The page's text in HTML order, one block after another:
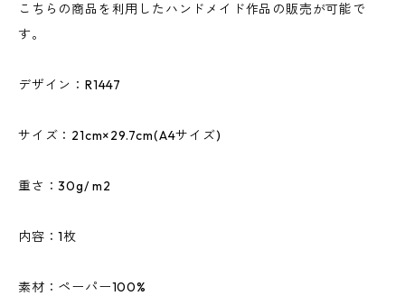
こちらの商品を利用したハンドメイド作品の販売が可能で
す。
デザイン：R1447
サイズ：21cm×29.7cm(A4サイズ)
重さ：30g/ m2
内容：1枚
素材：ペーパー100%